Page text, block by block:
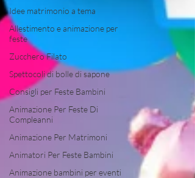
Idee matrimonio a tema
Allestimento e animazione per
feste
Zucchero Filato
Spettocoli di bolle di sapone
Consigli per Feste Bambini
Animazione Per Feste Di
Compleanni
Animazione Per Matrimoni
Animatori Per Feste Bambini
Animazione bambini per eventi